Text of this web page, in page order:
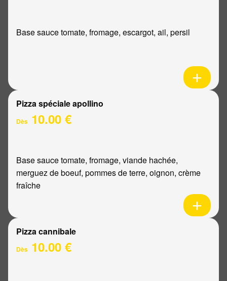
Base sauce tomate, fromage, escargot, ail, persil
Pizza spéciale apollino
Dès 10.00 €
Base sauce tomate, fromage, viande hachée,
merguez de boeuf, pommes de terre, oignon, crème
fraîche
Pizza cannibale
Dès 10.00 €